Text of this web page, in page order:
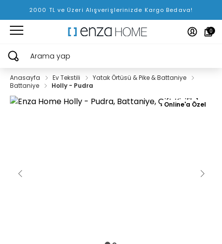
2000 TL ve Üzeri Alışverişlerinizde Kargo Bedava!
0
Arama yap
Anasayfa Ev Tekstili
Yatak Örtüsü & Pike & Battaniye
Battaniye
Holly - Pudra
Online'a Özel